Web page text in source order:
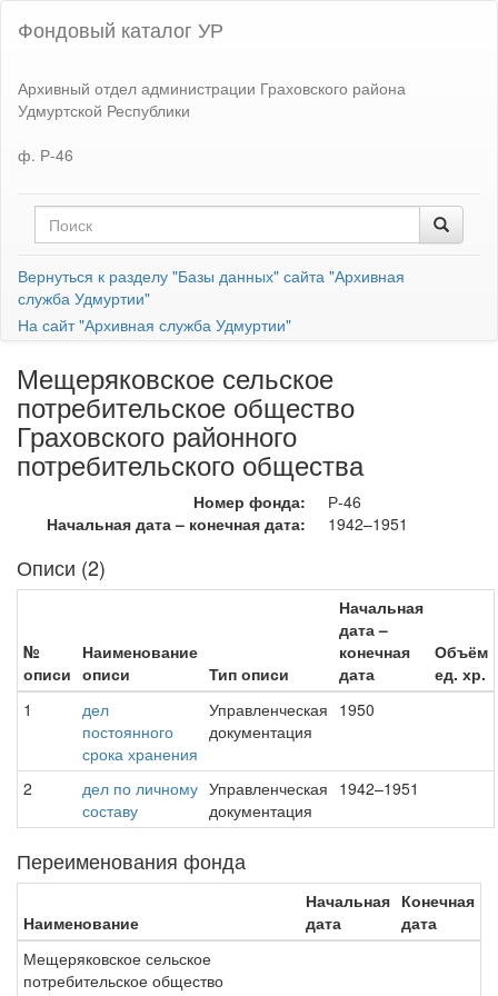
Фондовый каталог УР
Архивный отдел администрации Граховского района
Удмуртской Республики
ф. Р-46
Вернуться к разделу "Базы данных" сайта "Архивная
служба Удмуртии"
На сайт "Архивная служба Удмуртии"
Мещеряковское сельское
потребительское общество
Граховского районного
потребительского общества
Номер фонда:
Р-46
Начальная дата – конечная дата:
1942–1951
Описи (2)
№
описи
Наименование
описи
Тип описи
Начальная
дата –
конечная
дата
Объём
ед. хр.
1
дел
постоянного
срока хранения
Управленческая
документация
1950
2
дел по личному
составу
Управленческая
документация
1942–1951
Переименования фонда
Наименование
Начальная
дата
Конечная
дата
Мещеряковское сельское
потребительское общество